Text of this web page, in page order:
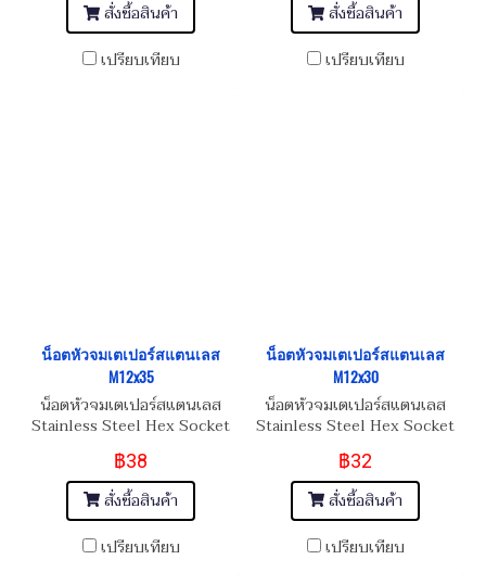
สั่งซื้อสินค้า
เปรียบเทียบ
สั่งซื้อสินค้า
เปรียบเทียบ
น็อตหัวจมเตเปอร์สแตนเลส
M12x35
น็อตหัวจมเตเปอร์สแตนเลส
Stainless Steel Hex Socket
Taper Head Screw M12x35
฿38
สั่งซื้อสินค้า
เปรียบเทียบ
น็อตหัวจมเตเปอร์สแตนเลส
M12x30
น็อตหัวจมเตเปอร์สแตนเลส
Stainless Steel Hex Socket
Taper Head Screw M12x30
฿32
สั่งซื้อสินค้า
เปรียบเทียบ